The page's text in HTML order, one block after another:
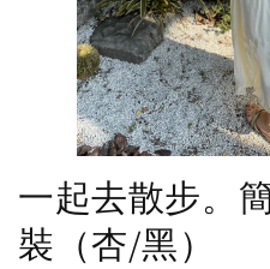
一起去散步。
裝（杏/黑）